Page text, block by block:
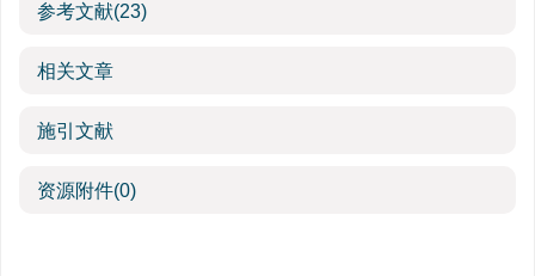
参考文献(23)
相关文章
施引文献
资源附件(0)